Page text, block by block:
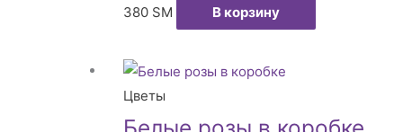
380 ЅМ В корзину
Цветы